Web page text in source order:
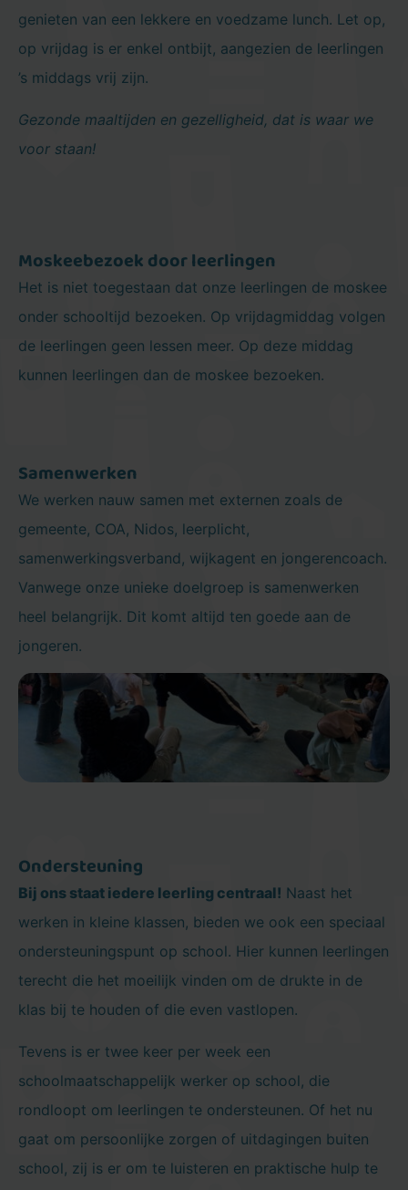
genieten van een lekkere en voedzame lunch. Let op,
op vrijdag is er enkel ontbijt, aangezien de leerlingen
’s middags vrij zijn.
Gezonde maaltijden en gezelligheid, dat is waar we
voor staan!
Moskeebezoek door leerlingen
Het is niet toegestaan dat onze leerlingen de moskee
onder schooltijd bezoeken. Op vrijdagmiddag volgen
de leerlingen geen lessen meer. Op deze middag
kunnen leerlingen dan de moskee bezoeken.
Samenwerken
We werken nauw samen met externen zoals de
gemeente, COA, Nidos, leerplicht,
samenwerkingsverband, wijkagent en jongerencoach.
Vanwege onze unieke doelgroep is samenwerken
heel belangrijk. Dit komt altijd ten goede aan de
jongeren.
Ondersteuning
Bij ons staat iedere leerling centraal! Naast het
werken in kleine klassen, bieden we ook een speciaal
ondersteuningspunt op school. Hier kunnen leerlingen
terecht die het moeilijk vinden om de drukte in de
klas bij te houden of die even vastlopen.
Tevens is er twee keer per week een
schoolmaatschappelijk werker op school, die
rondloopt om leerlingen te ondersteunen. Of het nu
gaat om persoonlijke zorgen of uitdagingen buiten
school, zij is er om te luisteren en praktische hulp te